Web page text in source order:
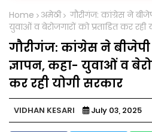
Home अमेठी
गौरीगंज: कांग्रेस ने
युवाओं व बेरोजगारों को प्रताडित कर रही
गौरीगंज: कांग्रेस ने बीजेपी
ज्ञापन, कहा- युवाओं व
कर रही योगी सरकार
VIDHAN KESARI July 03, 2025